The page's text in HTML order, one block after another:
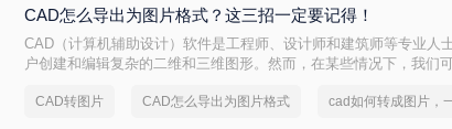
CAD怎么导出为图片格式？这三招一定要记得！
CAD（计算机辅助设计）软件是工程师、设计师和建筑师等专业人
户创建和编辑复杂的二维和三维图形。然而，在某些情况下，我们
将详细介绍几种将CAD导出为图片格式的方法。
CAD转图片 CAD怎么导出为图片格式